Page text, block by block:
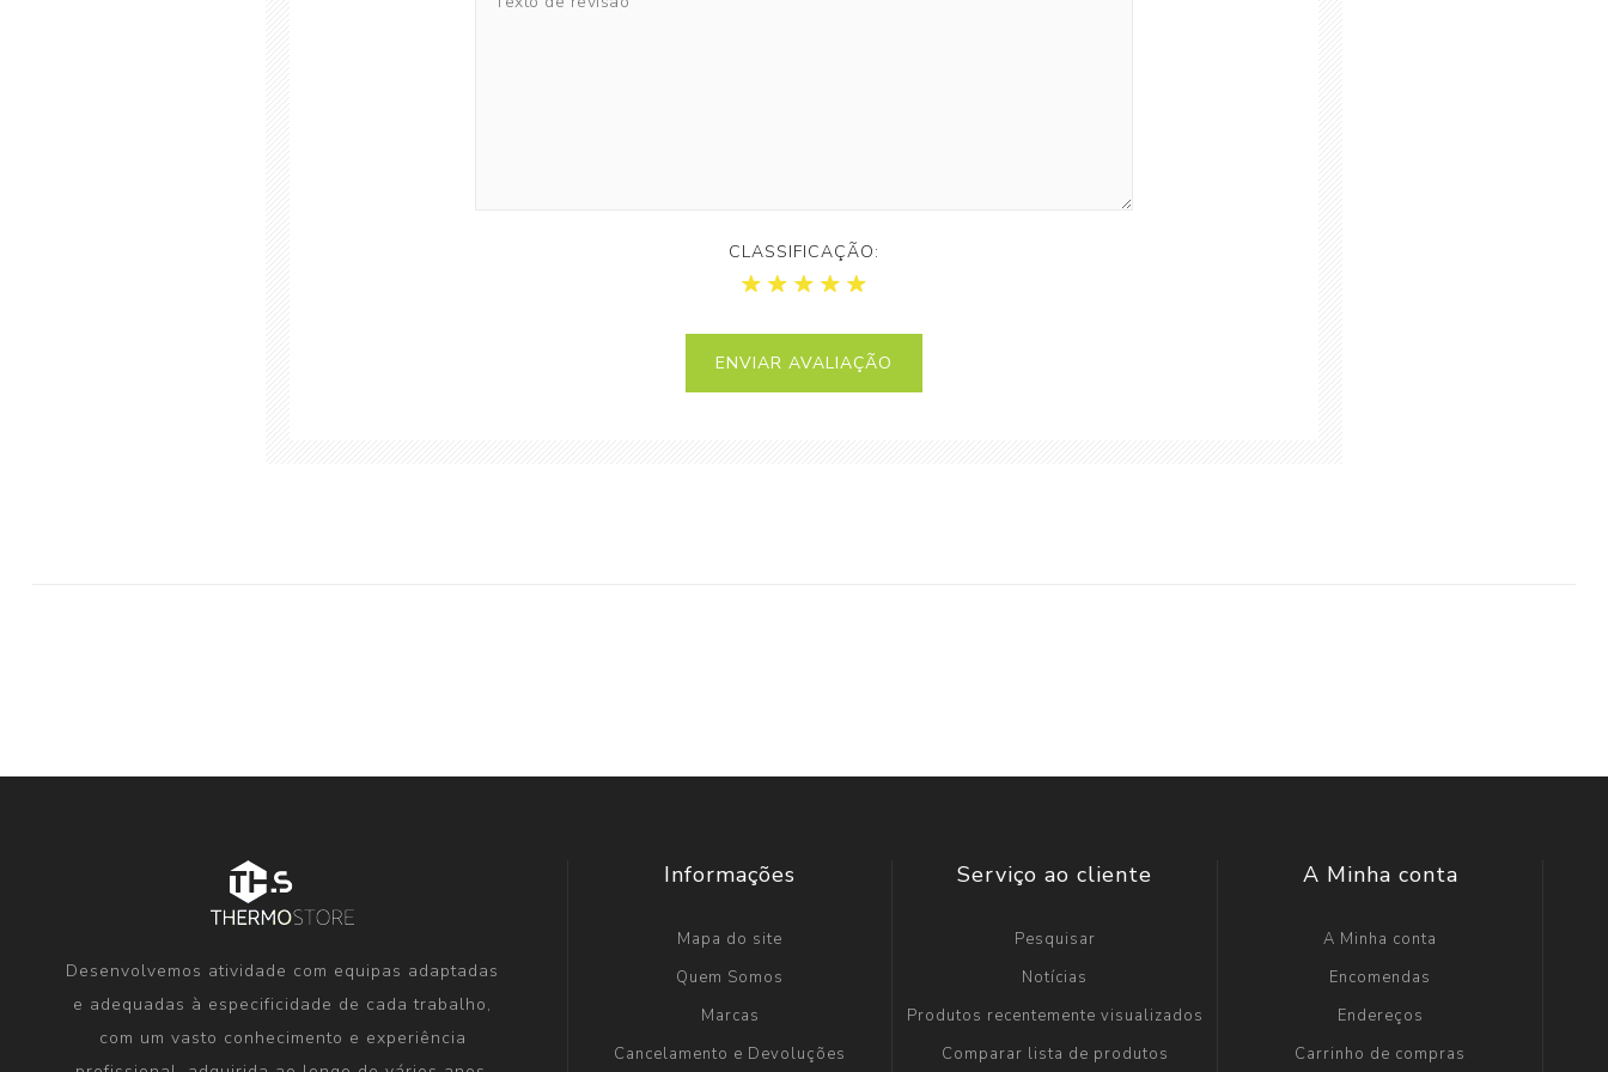
CLASSIFICAÇÃO:
Desenvolvemos atividade com equipas adaptadas
e adequadas à especificidade de cada trabalho,
com um vasto conhecimento e experiência
Informações
Mapa do site
Quem Somos
Marcas
Cancelamento e Devoluções
Serviço ao cliente
Pesquisar
Notícias
Produtos recentemente visualizados
Comparar lista de produtos
A Minha conta
A Minha conta
Encomendas
Endereços
Carrinho de compras